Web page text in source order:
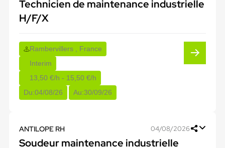
Technicien de maintenance industrielle
H/F/X
Rambervillers , France
Interim
13,50 €/h - 15,50 €/h
Du:04/08/26 Au:30/09/26
ANTILOPE RH 04/08/2026
Soudeur maintenance industrielle